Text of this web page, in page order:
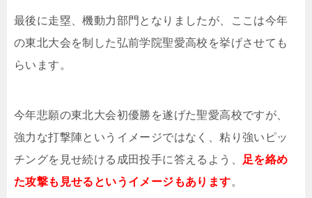
最後に走塁、機動力部門となりましたが、ここは今年
の東北大会を制した弘前学院聖愛高校を挙げさせても
らいます。
今年悲願の東北大会初優勝を遂げた聖愛高校ですが、
強力な打撃陣というイメージではなく、粘り強いピッ
チングを見せ続ける成田投手に答えるよう、
足を絡め
た攻撃も見せるというイメージもあります。